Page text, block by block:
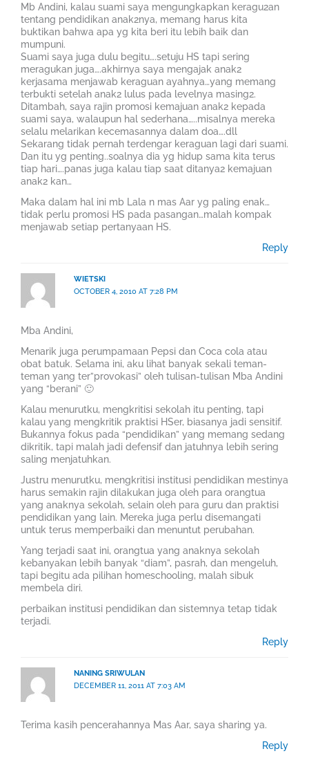
Mb Andini, kalau suami saya mengungkapkan keragu2an
tentang pendidikan anak2nya, memang harus kita
buktikan bahwa apa yg kita beri itu lebih baik dan
mumpuni.
Suami saya juga dulu begitu….setuju HS tapi sering
meragukan juga….akhirnya saya mengajak anak2
kerjasama menjawab keraguan ayahnya…yang memang
terbukti setelah anak2 lulus pada levelnya masing2.
Ditambah, saya rajin promosi kemajuan anak2 kepada
suami saya, walaupun hal sederhana…..misalnya mereka
selalu melarikan kecemasannya dalam doa….dll
Sekarang tidak pernah terdengar keraguan lagi dari suami.
Dan itu yg penting..soalnya dia yg hidup sama kita terus
tiap hari….panas juga kalau tiap saat ditanya2 kemajuan
anak2 kan…
Maka dalam hal ini mb Lala n mas Aar yg paling enak…
tidak perlu promosi HS pada pasangan…malah kompak
menjawab setiap pertanyaan HS.
Reply
WIETSKI
OCTOBER 4, 2010 AT 7:28 PM
Mba Andini,
Menarik juga perumpamaan Pepsi dan Coca cola atau
obat batuk. Selama ini, aku lihat banyak sekali teman-
teman yang ter”provokasi” oleh tulisan-tulisan Mba Andini
yang “berani” 🙂
Kalau menurutku, mengkritisi sekolah itu penting, tapi
kalau yang mengkritik praktisi HSer, biasanya jadi sensitif.
Bukannya fokus pada “pendidikan” yang memang sedang
dikritik, tapi malah jadi defensif dan jatuhnya lebih sering
saling menjatuhkan.
Justru menurutku, mengkritisi institusi pendidikan mestinya
harus semakin rajin dilakukan juga oleh para orangtua
yang anaknya sekolah, selain oleh para guru dan praktisi
pendidikan yang lain. Mereka juga perlu disemangati
untuk terus memperbaiki dan menuntut perubahan.
Yang terjadi saat ini, orangtua yang anaknya sekolah
kebanyakan lebih banyak “diam”, pasrah, dan mengeluh,
tapi begitu ada pilihan homeschooling, malah sibuk
membela diri.
perbaikan institusi pendidikan dan sistemnya tetap tidak
terjadi.
Reply
NANING SRIWULAN
DECEMBER 11, 2011 AT 7:03 AM
Terima kasih pencerahannya Mas Aar, saya sharing ya.
Reply